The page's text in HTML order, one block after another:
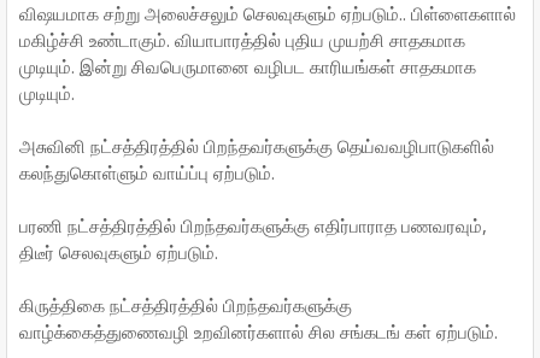
விஷயமாக சற்று அலைச்சலும் செலவுகளும் ஏற்படும்.. பிள்ளைகளால்
மகிழ்ச்சி உண்டாகும். வியாபாரத்தில் புதிய முயற்சி சாதகமாக
முடியும். இன்று சிவபெருமானை வழிபட காரியங்கள் சாதகமாக
முடியும்.
அசுவினி நட்சத்திரத்தில் பிறந்தவர்களுக்கு தெய்வவழிபாடுகளில்
கலந்துகொள்ளும் வாய்ப்பு ஏற்படும்.
பரணி நட்சத்திரத்தில் பிறந்தவர்களுக்கு எதிர்பாராத பணவரவும்,
திடீர் செலவுகளும் ஏற்படும்.
கிருத்திகை நட்சத்திரத்தில் பிறந்தவர்களுக்கு
வாழ்க்கைத்துணைவழி உறவினர்களால் சில சங்கடங் கள் ஏற்படும்.